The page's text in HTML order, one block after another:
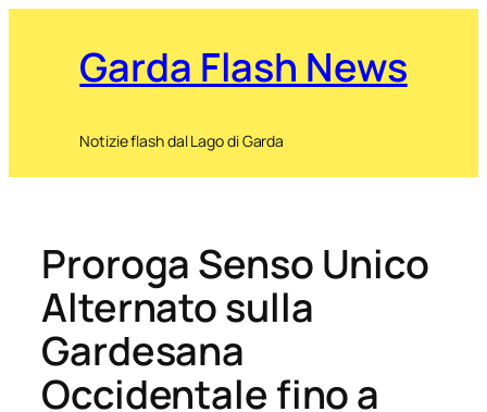
Garda Flash News
Notizie flash dal Lago di Garda
Proroga Senso Unico
Alternato sulla
Gardesana
Occidentale fino a